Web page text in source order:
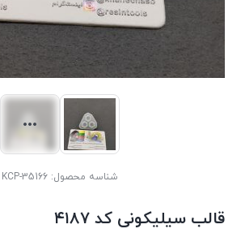
شناسه محصول: KCP-35166
قالب سیلیکونی کد ۴۱۸۷